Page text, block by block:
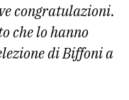
congratulazioni.
che lo hanno
di Biffoni a